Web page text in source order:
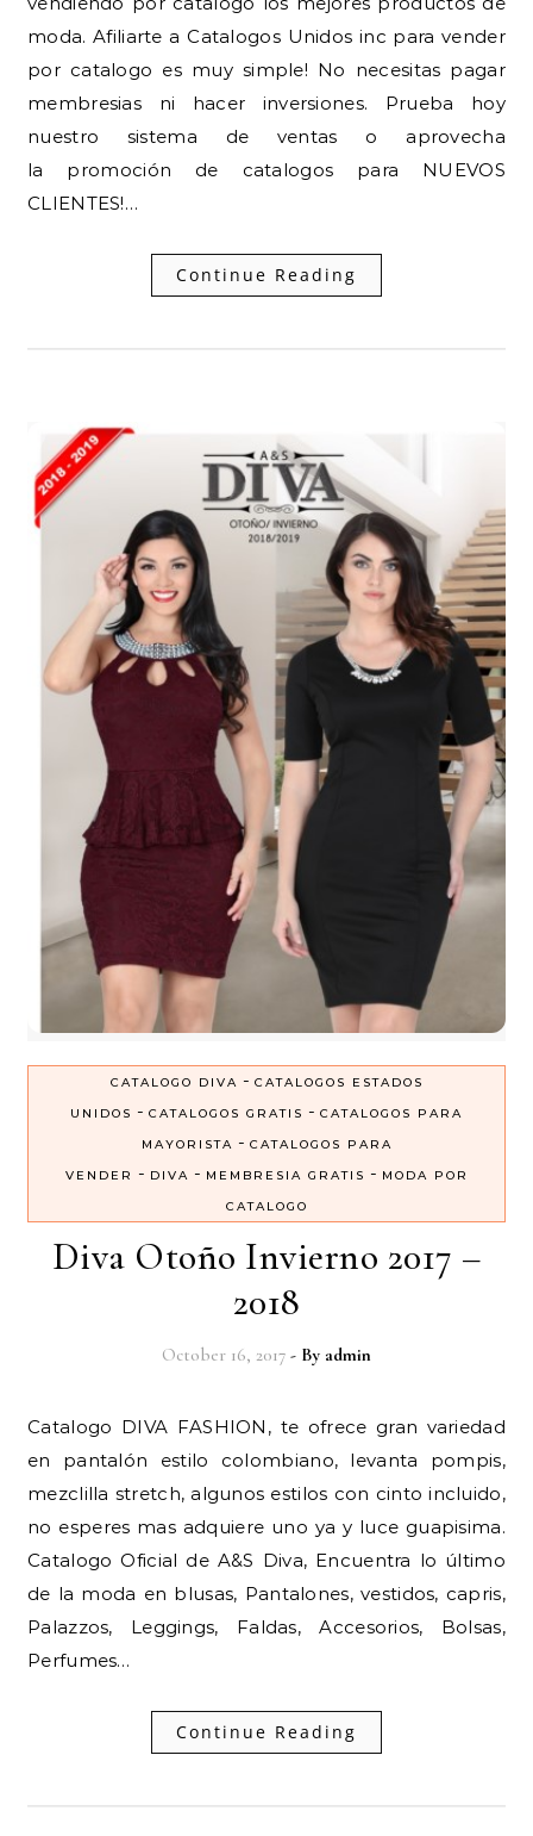
moda. Afiliarte a Catalogos Unidos inc para vender
por catalogo es muy simple! No necesitas pagar
membresias ni hacer inversiones. Prueba hoy
nuestro sistema de ventas o aprovecha
la promoción de catalogos para NUEVOS
CLIENTES!…
Continue Reading
CATALOGO DIVA - CATALOGOS ESTADOS
UNIDOS - CATALOGOS GRATIS - CATALOGOS PARA
MAYORISTA - CATALOGOS PARA
VENDER
- DIVA - MEMBRESIA GRATIS - MODA POR
CATALOGO
Diva Otoño Invierno 2017 –
2018
October 16, 2017 - By admin
Catalogo DIVA FASHION, te ofrece gran variedad
en pantalón estilo colombiano, levanta pompis,
mezclilla stretch, algunos estilos con cinto incluido,
no esperes mas adquiere uno ya y luce guapisima.
Catalogo Oficial de A&S Diva, Encuentra lo último
de la moda en blusas, Pantalones, vestidos, capris,
Palazzos, Leggings, Faldas, Accesorios, Bolsas,
Perfumes…
Continue Reading